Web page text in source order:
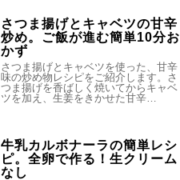
さつま揚げとキャベツの甘辛
炒め。ご飯が進む簡単10分お
かず
さつま揚げとキャベツを使った、甘辛
味の炒め物レシピをご紹介します。さ
つま揚げを香ばしく焼いてからキャベ
ツを加え、生姜をきかせた甘辛…
牛乳カルボナーラの簡単レシ
ピ。全卵で作る！生クリーム
なし